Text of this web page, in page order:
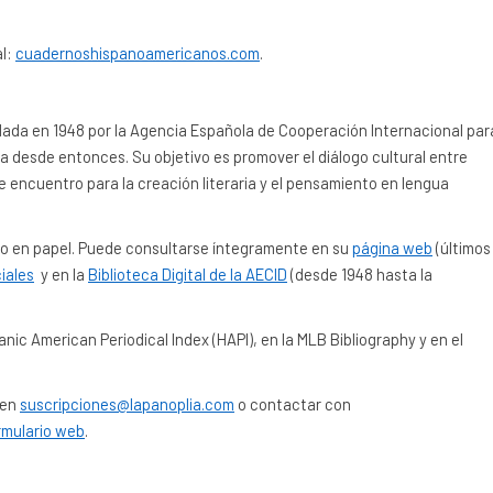
cuadernoshispanoamericanos.com.
en 1948 por la Agencia Española de Cooperación Internacional
desde entonces. Su objetivo es promover el diálogo cultural entre
encuentro para la creación literaria y el pensamiento en lengua
papel. Puede consultarse íntegramente en su página web (últimos
y en la Biblioteca Digital de la AECID (desde 1948 hasta la
American Periodical Index (HAPI), en la MLB Bibliography y en el
suscripciones@lapanoplia.com o contactar con
web.